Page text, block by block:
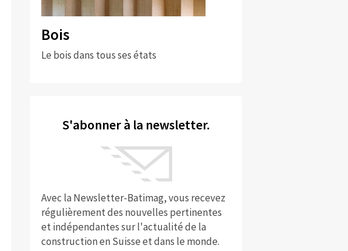
Bois
Le bois dans tous ses états
S'abonner à la newsletter.
Avec la Newsletter-Batimag, vous recevez
régulièrement des nouvelles pertinentes
et indépendantes sur l'actualité de la
construction en Suisse et dans le monde.